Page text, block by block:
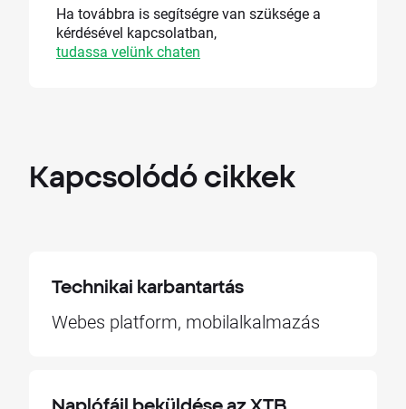
Ha továbbra is segítségre van szüksége a
kérdésével kapcsolatban,
tudassa velünk chaten
Kapcsolódó cikkek
Technikai karbantartás
Webes platform, mobilalkalmazás
Naplófájl beküldése az XTB